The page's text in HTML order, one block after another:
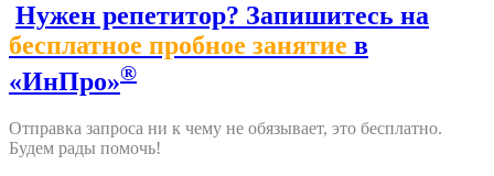
Нужен репетитор? Запишитесь на
бесплатное пробное занятие в
«ИнПро»®
Отправка запроса ни к чему не обязывает, это бесплатно.
Будем рады помочь!